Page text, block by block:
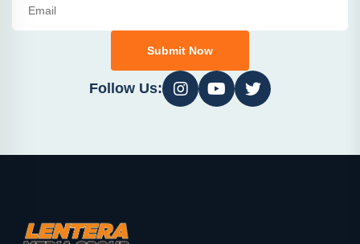
Submit Now
Follow Us: